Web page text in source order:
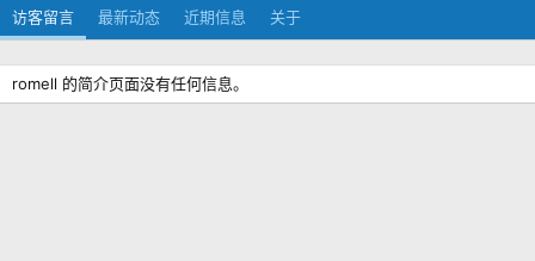
访客留言 最新动态 近期信息 关于
romell 的简介页面没有任何信息。